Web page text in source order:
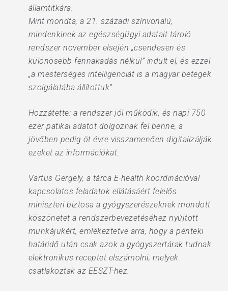
államtitkára.
Mint mondta, a 21. századi színvonalú,
mindenkinek az egészségügyi adatait tároló
rendszer november elsején „csendesen és
különösebb fennakadás nélkül” indult el, és ezzel
„a mesterséges intelligenciát is a magyar betegek
szolgálatába állítottuk”.
Hozzátette: a rendszer jól működik, és napi 750
ezer patikai adatot dolgoznak fel benne, a
jövőben pedig öt évre visszamenően digitalizálják
ezeket az információkat.
Vartus Gergely, a tárca E-health koordinációval
kapcsolatos feladatok ellátásáért felelős
miniszteri biztosa a gyógyszerészeknek mondott
köszönetet a rendszerbevezetéséhez nyújtott
munkájukért, emlékeztetve arra, hogy a pénteki
határidő után csak azok a gyógyszertárak tudnak
elektronikus receptet elszámolni, melyek
csatlakoztak az EESZT-hez.